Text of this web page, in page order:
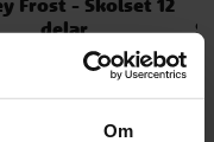
Om
delar
149,00 kr
149,00 kr